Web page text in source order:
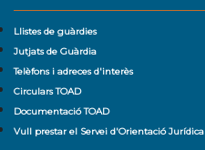
Llistes de guàrdies
Jutjats de Guàrdia
Telèfons i adreces d'interès
Circulars TOAD
Documentació TOAD
Vull prestar el Servei d'Orientació Jurídica